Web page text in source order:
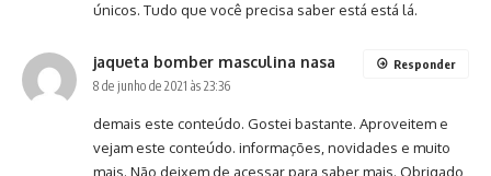
únicos. Tudo que você precisa saber está está lá.
jaqueta bomber masculina nasa
8 de junho de 2021 às 23:36
demais este conteúdo. Gostei bastante. Aproveitem e
vejam este conteúdo. informações, novidades e muito
mais. Não deixem de acessar para saber mais. Obrigado
Responder